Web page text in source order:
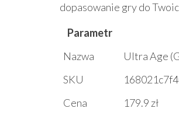
dopasowanie gry do
Parametr
Nazwa
Ultra Age
SKU
Cena
179.9 zł